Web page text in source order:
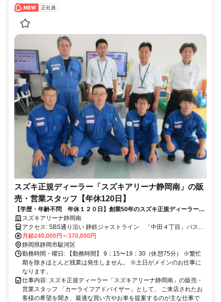
正社員
スズキ正規ディーラー「スズキアリーナ静岡南」の販
売・営業スタッフ【年休120日】
【学歴・年齢不問 年休１２０日】創業50年のスズキ正規ディーラー！
ノルマ無し・飛び込み営業一切なし・車が好きな方・接客好きな方にオ
ススメ！
スズキアリーナ静岡南
アクセス: SBS通り沿い 静鉄ジャストライン 「中田４丁目」バス
停 徒歩１分
月給240,000円～370,000円
静岡県静岡市駿河区
勤務時間・曜日: 【勤務時間】 9：15〜19：30（休憩75分） ※繁忙
期を除きほとんど残業は発生しません。 ※土日がメインのお仕事に
なります。
仕事内容: スズキ正規ディーラー「スズキアリーナ静岡南」の販売・
営業スタッフ 「カーライフアドバイザー」として、 ご来店されたお
客様の希望を聞き、最適な買い方やお車を提案するのが主な仕事で